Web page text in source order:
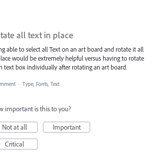
all text in place
able to select all Text on an art board and rotate it all
would be extremely helpful versus having to rotate
text box individually after rotating an art board.
· Type, Fonts, Text
important is this to you?
Not at all
Important
Critical